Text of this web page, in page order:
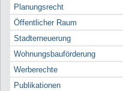
Planungsrecht
Öffentlicher Raum
Stadterneuerung
Wohnungsbauförderung
Werberechte
Publikationen